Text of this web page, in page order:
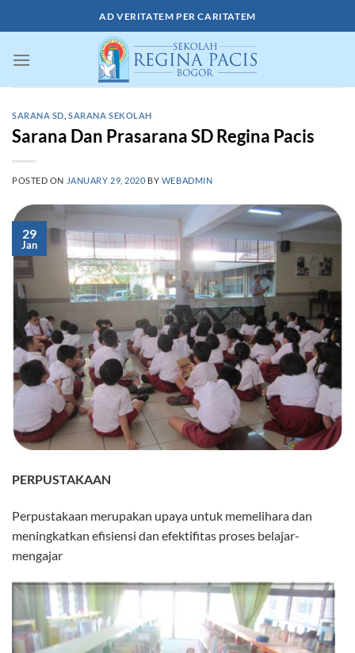
to
AD VERITATEM PER CARITATEM
SARANA SD ,SARANA SEKOLAH
Sarana Dan Prasarana SD Regina Pacis
POSTED ON JANUARY 29, 2020 BY WEBADMIN
29
Jan
PERPUSTAKAAN
Perpustakaan merupakan upaya untuk memelihara dan
meningkatkan efisiensi dan efektifitas proses belajar-
mengajar